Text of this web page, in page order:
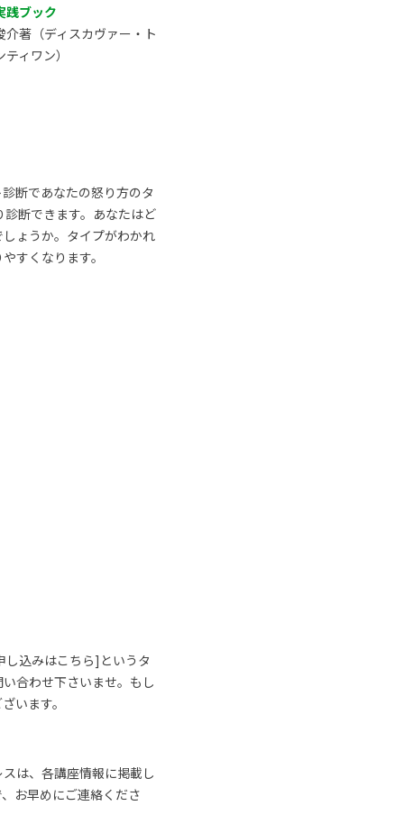
践ブック
介著（ディスカヴァー・ト
ティワン）
断であなたの怒り方のタ
断できます。あなたはど
ょうか。タイプがわかれ
すくなります。
し込みはこちら]というタ
合わせ下さいませ。もし
います。
は、各講座情報に掲載し
お早めにご連絡くださ